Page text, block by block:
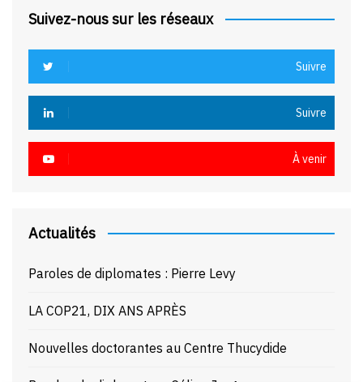
Suivez-nous sur les réseaux
Suivre
Suivre
À venir
Actualités
Paroles de diplomates : Pierre Levy
LA COP21, DIX ANS APRÈS
Nouvelles doctorantes au Centre Thucydide